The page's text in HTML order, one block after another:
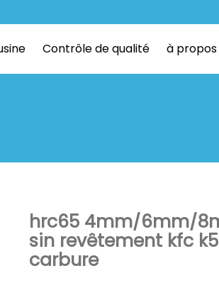
Contrôle de qualité à propos
hrc65 4mm/6mm/
sin revêtement kfc
carbure